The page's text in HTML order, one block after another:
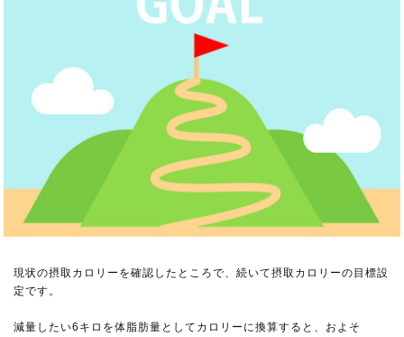
現状の摂取カロリーを確認したところで、続いて摂取カロリーの目標設
定です。
減量したい6キロを体脂肪量としてカロリーに換算すると、およそ